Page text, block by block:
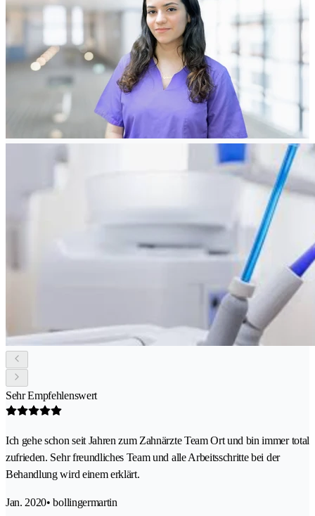
Sehr Empfehlenswert
Ich gehe schon seit Jahren zum Zahnärzte Team Ort und bin immer total
zufrieden. Sehr freundliches Team und alle Arbeitsschritte bei der
Behandlung wird einem erklärt.
Jan. 2020• bollingermartin